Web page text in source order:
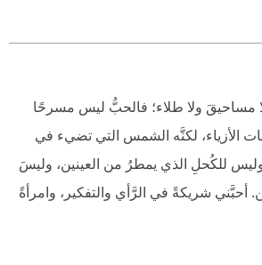
مساحيقَ ولا طلاء؛ فالحبُّ ليس مسرحًا
الأزياء، لكنَّه الشمس التي تضيء في
وليس للكُحلِ الذي يمطرُ من العينين، وليسَ
أحبَّني شريكةً في الرَّأي والتفكير، وامرأةً